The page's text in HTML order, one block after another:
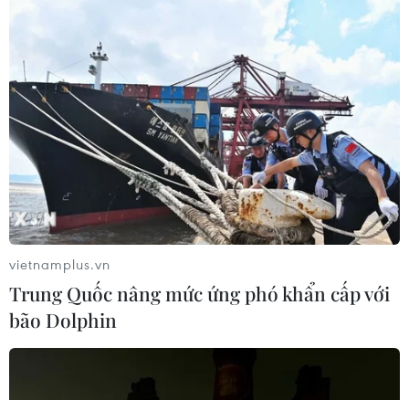
thập kỷ tại Yemen đã khiến khoảng 4,5 triệu trẻ em
không thể đến trường.
Tổ chức Save the Children ngừng mọi
vietnamplus.vn
Trung Quốc nâng mức ứng phó khẩn cấp với
bão Dolphin